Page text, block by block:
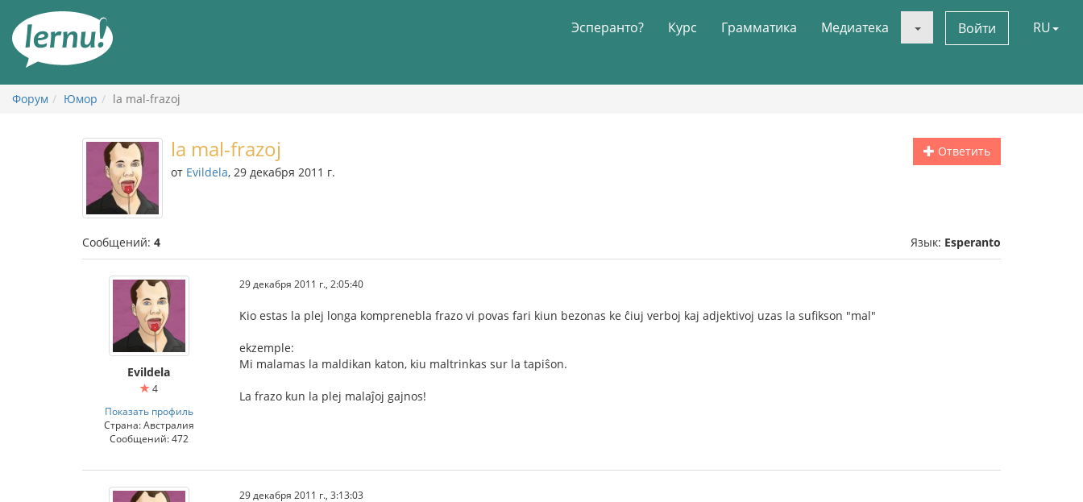
содержанию
Эсперанто? Курс Грамматика Медиатека Войти RU
Форум Юмор la mal-frazoj
Ответить
la mal-frazoj
от Evildela, 29 декабря 2011 г.
Сообщений: 4 Язык: Esperanto
Evildela
4
Показать профиль
Страна: Австралия
Сообщений: 472
29 декабря 2011 г., 2:05:40
Kio estas la plej longa komprenebla frazo vi povas fari kiun bezonas ke ĉiuj verboj kaj adjektivoj uzas la sufikson "mal"
ekzemple:
Mi malamas la maldikan katon, kiu maltrinkas sur la tapiŝon.
La frazo kun la plej malaĵoj gajnos!
29 декабря 2011 г., 3:13:03